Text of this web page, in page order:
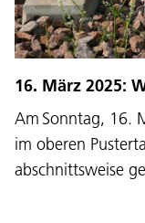
16. März 2025:
Am Sonntag, 16.
im oberen
abschnittsweise